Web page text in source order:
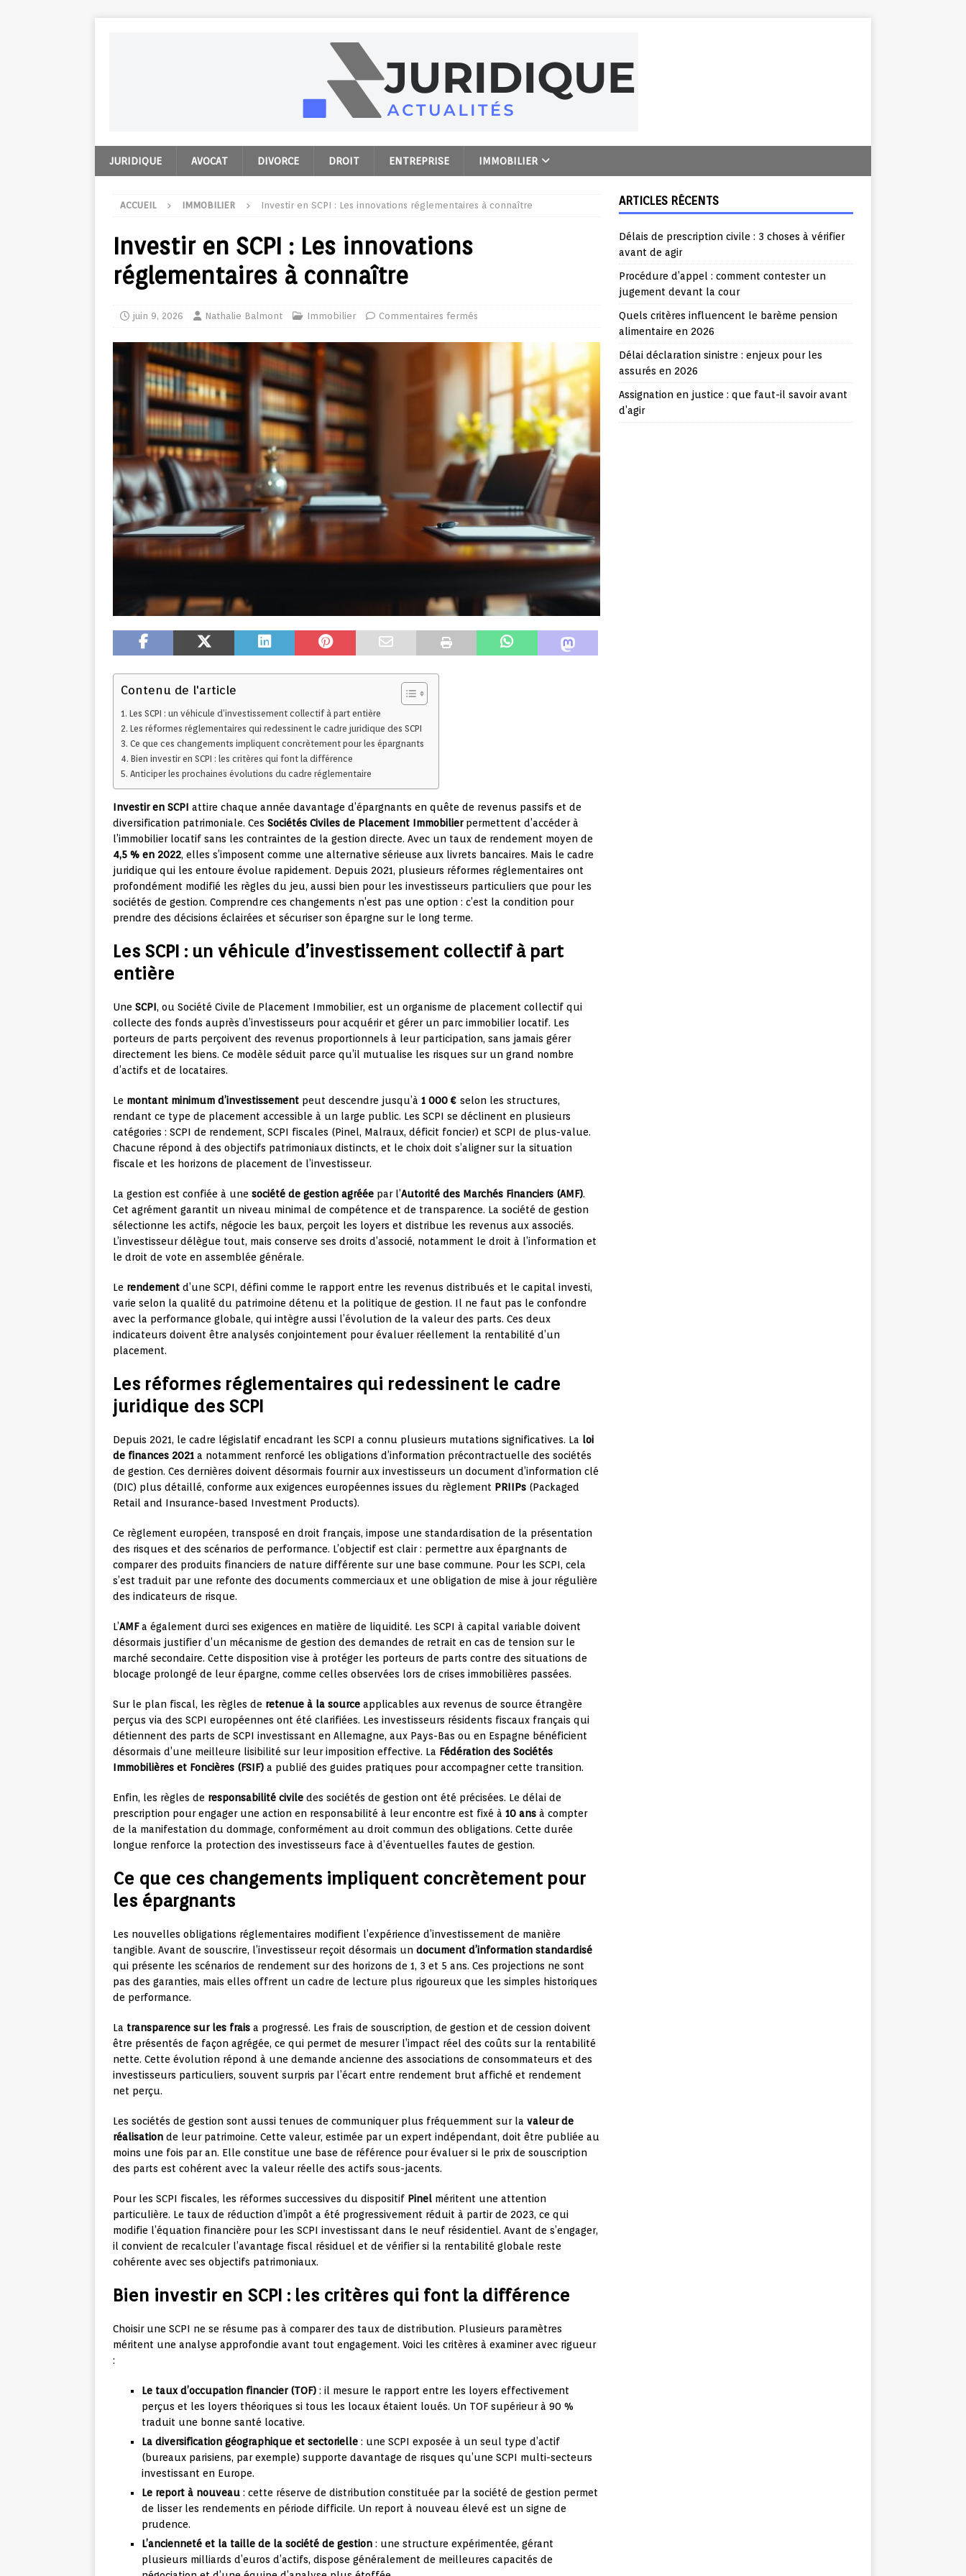
JURIDIQUE AVOCAT DIVORCE DROIT ENTREPRISE IMMOBILIER
ACCUEIL IMMOBILIER Investir en SCPI : Les innovations réglementaires à connaître
Investir en SCPI : Les innovations
réglementaires à connaître
juin 9, 2026 Nathalie Balmont Immobilier Commentaires fermés
Contenu de l'article
Les SCPI : un véhicule d’investissement collectif à part entière
Les réformes réglementaires qui redessinent le cadre juridique des SCPI
Ce que ces changements impliquent concrètement pour les épargnants
Bien investir en SCPI : les critères qui font la différence
Anticiper les prochaines évolutions du cadre réglementaire
Investir en SCPI attire chaque année davantage d’épargnants en quête de revenus passifs et de
diversification patrimoniale. Ces Sociétés Civiles de Placement Immobilierpermettent d’accéder à
l’immobilier locatif sans les contraintes de la gestion directe. Avec un taux de rendement moyen de
4,5 % en 2022, elles s’imposent comme une alternative sérieuse aux livrets bancaires. Mais le cadre
juridique qui les entoure évolue rapidement. Depuis 2021, plusieurs réformes réglementaires ont
profondément modifié les règles du jeu, aussi bien pour les investisseurs particuliers que pour les
sociétés de gestion. Comprendre ces changements n’est pas une option : c’est la condition pour
prendre des décisions éclairées et sécuriser son épargne sur le long terme.
Les SCPI : un véhicule d’investissement collectif à part
entière
Une SCPI, ou Société Civile de Placement Immobilier, est un organisme de placement collectif qui
collecte des fonds auprès d’investisseurs pour acquérir et gérer un parc immobilier locatif. Les
porteurs de parts perçoivent des revenus proportionnels à leur participation, sans jamais gérer
directement les biens. Ce modèle séduit parce qu’il mutualise les risques sur un grand nombre
d’actifs et de locataires.
Le montant minimum d’investissement peut descendre jusqu’à 1 000 € selon les structures,
rendant ce type de placement accessible à un large public. Les SCPI se déclinent en plusieurs
catégories : SCPI de rendement, SCPI fiscales (Pinel, Malraux, déficit foncier) et SCPI de plus-value.
Chacune répond à des objectifs patrimoniaux distincts, et le choix doit s’aligner sur la situation
fiscale et les horizons de placement de l’investisseur.
La gestion est confiée à une société de gestion agréée par l’Autorité des Marchés Financiers (AMF).
Cet agrément garantit un niveau minimal de compétence et de transparence. La société de gestion
sélectionne les actifs, négocie les baux, perçoit les loyers et distribue les revenus aux associés.
L’investisseur délègue tout, mais conserve ses droits d’associé, notamment le droit à l’information et
le droit de vote en assemblée générale.
Le rendement d’une SCPI, défini comme le rapport entre les revenus distribués et le capital investi,
varie selon la qualité du patrimoine détenu et la politique de gestion. Il ne faut pas le confondre
avec la performance globale, qui intègre aussi l’évolution de la valeur des parts. Ces deux
indicateurs doivent être analysés conjointement pour évaluer réellement la rentabilité d’un
placement.
Les réformes réglementaires qui redessinent le cadre
juridique des SCPI
Depuis 2021, le cadre législatif encadrant les SCPI a connu plusieurs mutations significatives. La loi
de finances 2021 a notamment renforcé les obligations d’information précontractuelle des sociétés
de gestion. Ces dernières doivent désormais fournir aux investisseurs un document d’information clé
(DIC) plus détaillé, conforme aux exigences européennes issues du règlement PRIIPs (Packaged
Retail and Insurance-based Investment Products).
Ce règlement européen, transposé en droit français, impose une standardisation de la présentation
des risques et des scénarios de performance. L’objectif est clair : permettre aux épargnants de
comparer des produits financiers de nature différente sur une base commune. Pour les SCPI, cela
s’est traduit par une refonte des documents commerciaux et une obligation de mise à jour régulière
des indicateurs de risque.
L’AMFa également durci ses exigences en matière de liquidité. Les SCPI à capital variable doivent
désormais justifier d’un mécanisme de gestion des demandes de retrait en cas de tension sur le
marché secondaire. Cette disposition vise à protéger les porteurs de parts contre des situations de
blocage prolongé de leur épargne, comme celles observées lors de crises immobilières passées.
Sur le plan fiscal, les règles de retenue à la source applicables aux revenus de source étrangère
perçus via des SCPI européennes ont été clarifiées. Les investisseurs résidents fiscaux français qui
détiennent des parts de SCPI investissant en Allemagne, aux Pays-Bas ou en Espagne bénéficient
désormais d’une meilleure lisibilité sur leur imposition effective. La Fédération des Sociétés
Immobilières et Foncières (FSIF) a publié des guides pratiques pour accompagner cette transition.
Enfin, les règles de responsabilité civile des sociétés de gestion ont été précisées. Le délai de
prescription pour engager une action en responsabilité à leur encontre est fixé à 10 ans à compter
de la manifestation du dommage, conformément au droit commun des obligations. Cette durée
longue renforce la protection des investisseurs face à d’éventuelles fautes de gestion.
Ce que ces changements impliquent concrètement pour
les épargnants
Les nouvelles obligations réglementaires modifient l’expérience d’investissement de manière
tangible. Avant de souscrire, l’investisseur reçoit désormais un document d’information standardisé
qui présente les scénarios de rendement sur des horizons de 1, 3 et 5 ans. Ces projections ne sont
pas des garanties, mais elles offrent un cadre de lecture plus rigoureux que les simples historiques
de performance.
La transparence sur les frais a progressé. Les frais de souscription, de gestion et de cession doivent
être présentés de façon agrégée, ce qui permet de mesurer l’impact réel des coûts sur la rentabilité
nette. Cette évolution répond à une demande ancienne des associations de consommateurs et des
investisseurs particuliers, souvent surpris par l’écart entre rendement brut affiché et rendement
net perçu.
Les sociétés de gestion sont aussi tenues de communiquer plus fréquemment sur la valeur de
réalisation de leur patrimoine. Cette valeur, estimée par un expert indépendant, doit être publiée au
moins une fois par an. Elle constitue une base de référence pour évaluer si le prix de souscription
des parts est cohérent avec la valeur réelle des actifs sous-jacents.
Pour les SCPI fiscales, les réformes successives du dispositif Pinel méritent une attention
particulière. Le taux de réduction d’impôt a été progressivement réduit à partir de 2023, ce qui
modifie l’équation financière pour les SCPI investissant dans le neuf résidentiel. Avant de s’engager,
il convient de recalculer l’avantage fiscal résiduel et de vérifier si la rentabilité globale reste
cohérente avec ses objectifs patrimoniaux.
Bien investir en SCPI : les critères qui font la différence
Choisir une SCPI ne se résume pas à comparer des taux de distribution. Plusieurs paramètres
méritent une analyse approfondie avant tout engagement. Voici les critères à examiner avec rigueur
:
Le taux d’occupation financier (TOF) : il mesure le rapport entre les loyers effectivement
perçus et les loyers théoriques si tous les locaux étaient loués. Un TOF supérieur à 90 %
traduit une bonne santé locative.
La diversification géographique et sectorielle : une SCPI exposée à un seul type d’actif
(bureaux parisiens, par exemple) supporte davantage de risques qu’une SCPI multi-secteurs
investissant en Europe.
Le report à nouveau : cette réserve de distribution constituée par la société de gestion permet
de lisser les rendements en période difficile. Un report à nouveau élevé est un signe de
prudence.
L’ancienneté et la taille de la société de gestion : une structure expérimentée, gérant
plusieurs milliards d’euros d’actifs, dispose généralement de meilleures capacités de
ARTICLES RÉCENTS
Délais de prescription civile : 3 choses à vérifier
avant de agir
Procédure d’appel : comment contester un
jugement devant la cour
Quels critères influencent le barème pension
alimentaire en 2026
Délai déclaration sinistre : enjeux pour les
assurés en 2026
Assignation en justice : que faut-il savoir avant
d’agir